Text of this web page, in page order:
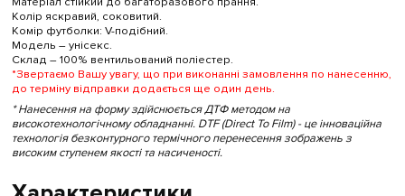
Колір яскравий, соковитий.
Комір футболки: V-подібний.
Модель – унісекс.
Склад – 100% вентильований поліестер.
*Звертаємо Вашу увагу, що при виконанні замовлення по нанесенню,
до терміну відправки додається ще один день.
* Нанесення на форму здійснюється ДТФ методом на
високотехнологічному обладнанні. DTF (Direct To Film) - це інноваційна
технологія безконтурного термічного перенесення зображень з
високим ступенем якості та насиченості.